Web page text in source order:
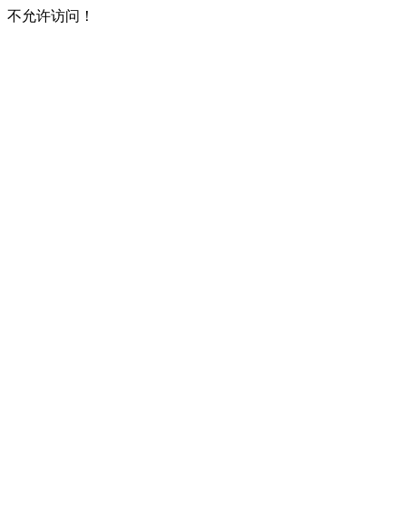
不允许访问！